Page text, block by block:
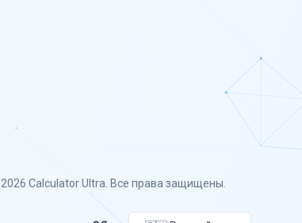
Calculator Ultra . Все права защищены.